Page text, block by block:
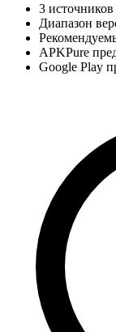
3
Диапазон
APKPure
Google Play